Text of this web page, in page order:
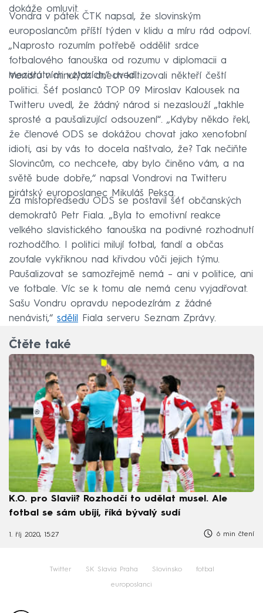
dokáže omluvit.
Vondra v pátek ČTK napsal, že slovinským
europoslancům příští týden v klidu a míru rád odpoví.
„Naprosto rozumím potřebě oddělit srdce
fotbalového fanouška od rozumu v diplomacii a
mezistátních vztazích,“ uvedl.
Vondru v minulých dnech kritizovali někteří čeští
politici. Šéf poslanců TOP 09 Miroslav Kalousek na
Twitteru uvedl, že žádný národ si nezaslouží „takhle
sprosté a paušalizující odsouzení“. „Kdyby někdo řekl,
že členové ODS se dokážou chovat jako xenofobní
idioti, asi by vás to docela naštvalo, že? Tak nečiňte
Slovincům, co nechcete, aby bylo činěno vám, a na
světě bude dobře,“ napsal Vondrovi na Twitteru
pirátský europoslanec Mikuláš Peksa.
Za místopředsedu ODS se postavil šéf občanských
demokratů Petr Fiala. „Byla to emotivní reakce
velkého slavistického fanouška na podivné rozhodnutí
rozhodčího. I politici milují fotbal, fandí a občas
zoufale vykřiknou nad křivdou vůči jejich týmu.
Paušalizovat se samozřejmě nemá –⁠ ani v politice, ani
ve fotbale. Víc se k tomu ale nemá cenu vyjadřovat.
Sašu Vondru opravdu nepodezírám z žádné
nenávisti,“ sdělil Fiala serveru Seznam Zprávy.
Čtěte také
K.O. pro Slavii? Rozhodčí to udělat musel. Ale
fotbal se sám ubíjí, říká bývalý sudí
1. říj 2020, 15:27 6 min čtení
Twitter SK Slavia Praha Slovinsko fotbal
europoslanci